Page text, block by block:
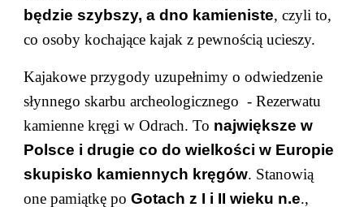
będzie szybszy, a dno kamieniste, czyli to,
co osoby kochające kajak z pewnością ucieszy.
Kajakowe przygody uzupełnimy o odwiedzenie
słynnego skarbu archeologicznego - Rezerwatu
kamienne kręgi w Odrach. To największe w
Polsce i drugie co do wielkości w Europie
skupisko kamiennych kręgów. Stanowią
one pamiątkę poGotach z I i II wieku n.e.,